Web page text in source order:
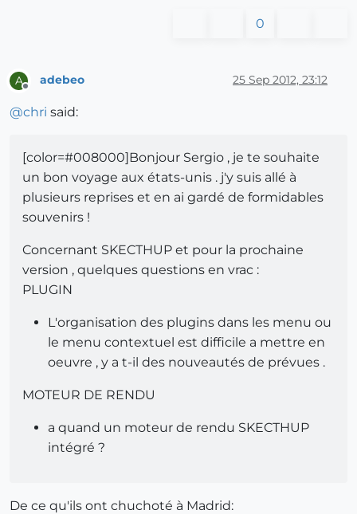
0
A adebeo 25 Sep 2012, 23:12
@chri said:
[color=#008000]Bonjour Sergio , je te souhaite
un bon voyage aux états-unis . j'y suis allé à
plusieurs reprises et en ai gardé de formidables
souvenirs !
Concernant SKECTHUP et pour la prochaine
version , quelques questions en vrac :
PLUGIN
L'organisation des plugins dans les menu ou
le menu contextuel est difficile a mettre en
oeuvre , y a t-il des nouveautés de prévues .
MOTEUR DE RENDU
a quand un moteur de rendu SKECTHUP
intégré ?
De ce qu'ils ont chuchoté à Madrid: